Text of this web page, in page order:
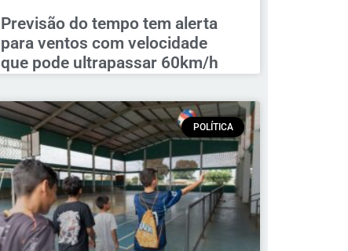
Previsão do tempo tem alerta
para ventos com velocidade
que pode ultrapassar 60km/h
POLÍTICA